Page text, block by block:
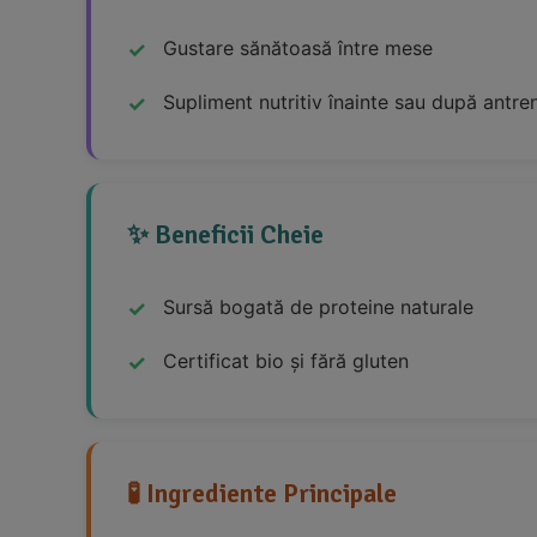
Gustare sănătoasă între mese
Supliment nutritiv înainte sau după
✨ Beneficii Cheie
Sursă bogată de proteine naturale
Certificat bio și fără gluten
🧪 Ingrediente Principale